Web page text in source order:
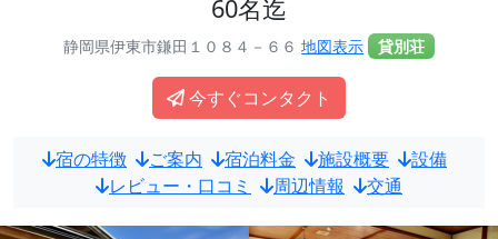
60名迄
静岡県伊東市鎌田１０８４－６６地図表示 貸別荘
今すぐコンタクト
宿の特徴 ご案内 宿泊料金 施設概要
設備
レビュー・口コミ
周辺情報 交通